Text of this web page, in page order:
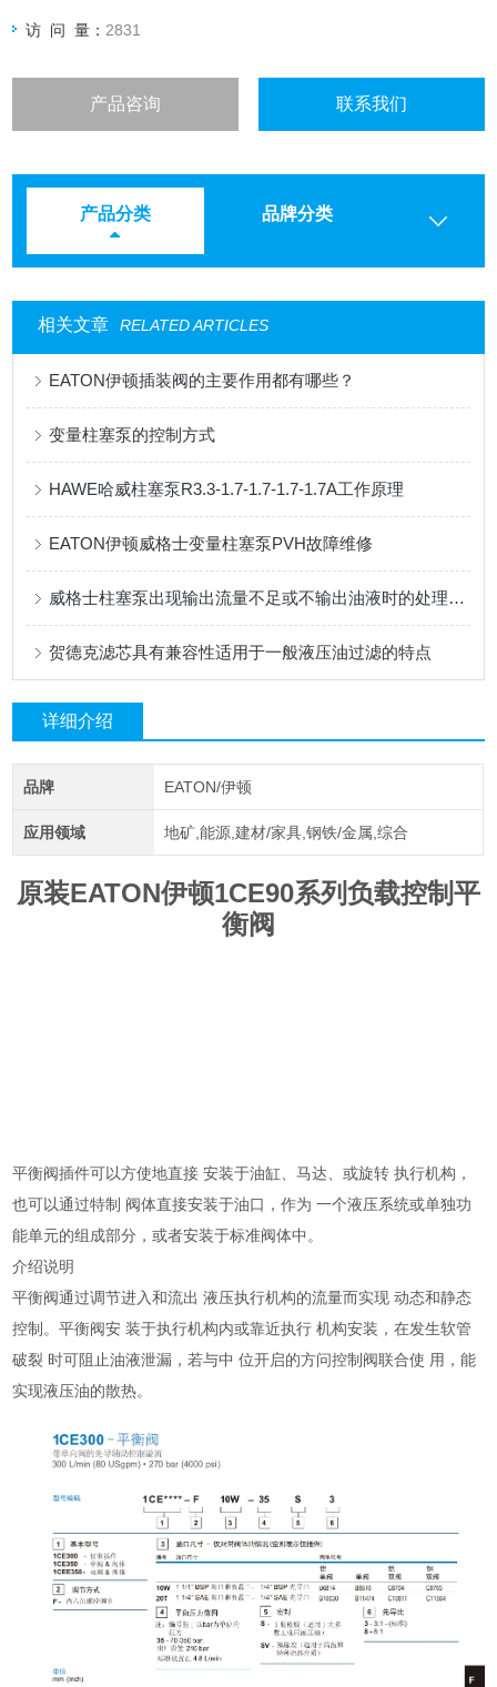
访 问 量： 2831
产品咨询 联系我们
产品分类 品牌分类
相关文章 RELATED ARTICLES
EATON伊顿插装阀的主要作用都有哪些？
变量柱塞泵的控制方式
HAWE哈威柱塞泵R3.3-1.7-1.7-1.7-1.7A工作原理
EATON伊顿威格士变量柱塞泵PVH故障维修
威格士柱塞泵出现输出流量不足或不输出油液时的处理方法
贺德克滤芯具有兼容性适用于一般液压油过滤的特点
详细介绍
品牌 EATON/伊顿
应用领域 地矿,能源,建材/家具,钢铁/金属,综合
原装EATON伊顿1CE90系列负载控制平
衡阀
平衡阀插件可以方使地直接 安装于油缸、马达、或旋转 执行机构，
也可以通过特制 阀体直接安装于油口，作为 一个液压系统或单独功
能单元的组成部分，或者安装于标准阀体中。
介绍说明
平衡阀通过调节进入和流出 液压执行机构的流量而实现 动态和静态
控制。平衡阀安 装于执行机构内或靠近执行 机构安装，在发生软管
破裂 时可阻止油液泄漏，若与中 位开启的方问控制阀联合使 用，能
实现液压油的散热。